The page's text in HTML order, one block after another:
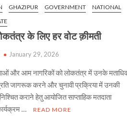
GHAZIPUR GOVERNMENT
NATIONAL
के लिए हर वोट क़ीमती
January 29, 2026
और आम नागरिकों को लोकतंत्र में उनके
जागरूक करने और चुनावी प्रक्रिया में उनकी
कराने हेतु आयोजित साप्ताहिक मतदाता
…
READ MORE